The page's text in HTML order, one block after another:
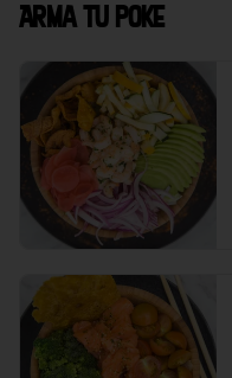
Arma tu poke